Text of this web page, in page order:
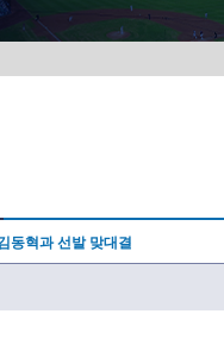
동혁과 선발 맞대결